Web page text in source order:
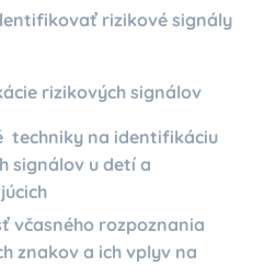
rizikové signály
rizikových signálov
techniky na identifikáciu
signálov u detí a
včasného rozpoznania
znakov a ich vplyv na